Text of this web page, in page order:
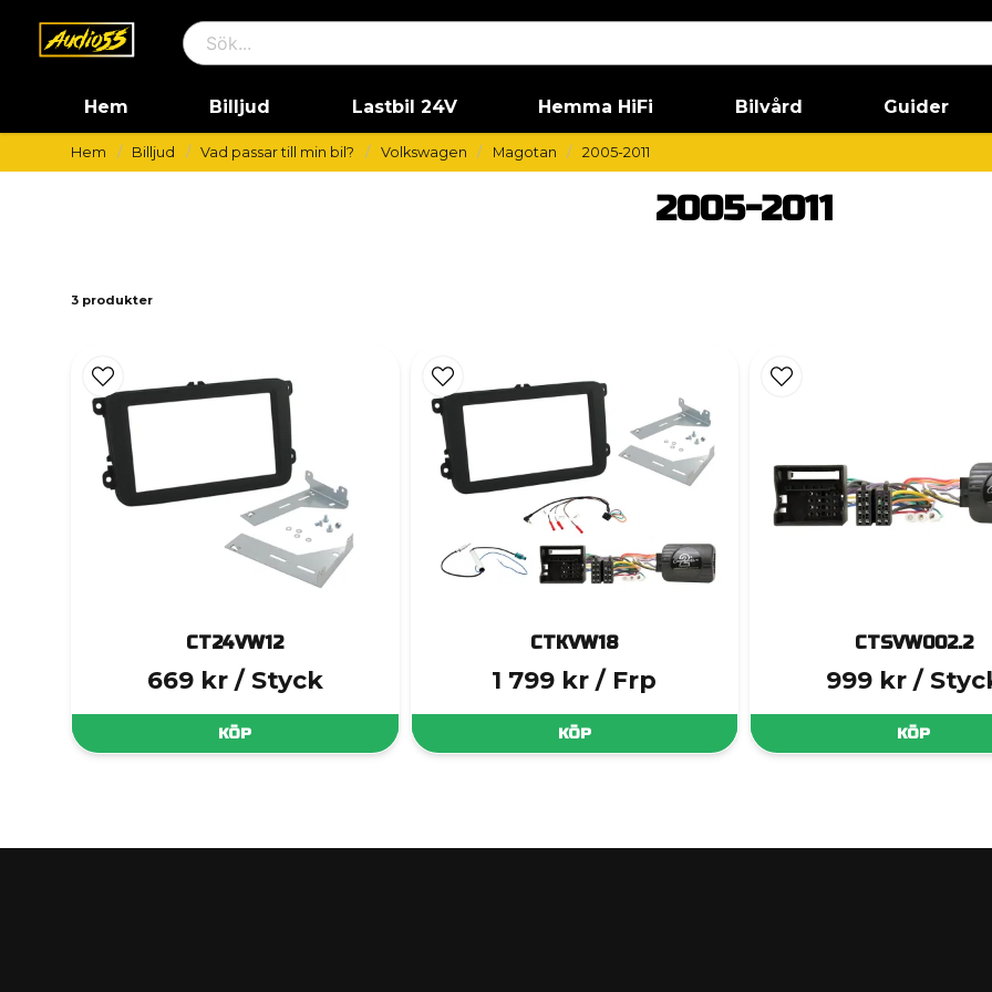
Hem Billjud Lastbil 24V Hemma HiFi Bilvård Guider
Hem Billjud Vad passar till min bil? Volkswagen Magotan 2005-2011
2005-2011
3 produkter
CT24VW12
669 kr / Styck
KÖP
CTKVW18
1 799 kr / Frp
KÖP
CTSVW002.2
999 kr /
KÖP